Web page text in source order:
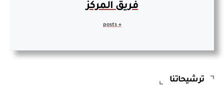
فريق المركز
ترشيحاتنا